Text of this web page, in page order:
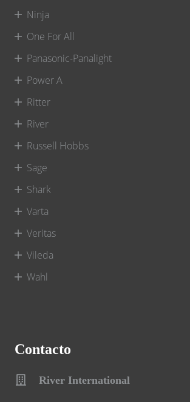
Ninja
One For All
Panasonic-Panalight
Power A
Ritter
River
Russell Hobbs
Sage
Shark
Varta
Veritas
Vileda
Wahl
Contacto
River International